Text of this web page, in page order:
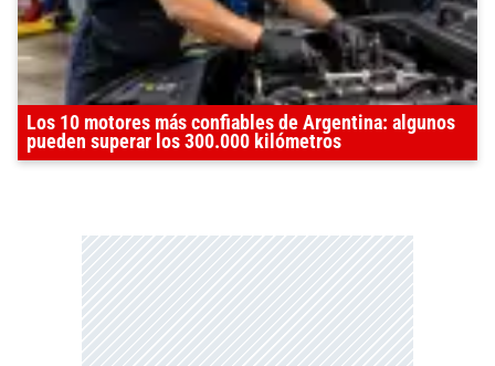
Los 10 motores más confiables de Argentina: algunos
pueden superar los 300.000 kilómetros